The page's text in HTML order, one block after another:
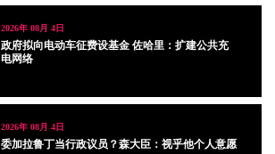
2026年 08月 4日
政府拟向电动车征费设基金 佐哈里：扩建公共充
电网络
2026年 08月 4日
委加拉鲁丁当行政议员？森大臣：视乎他个人意愿